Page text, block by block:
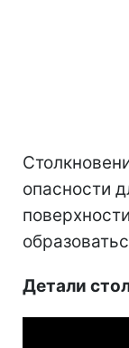
опасности
Детали